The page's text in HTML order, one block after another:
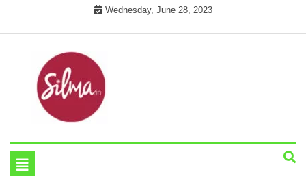
Wednesday, June 28, 2023
Silma.in
Toggle